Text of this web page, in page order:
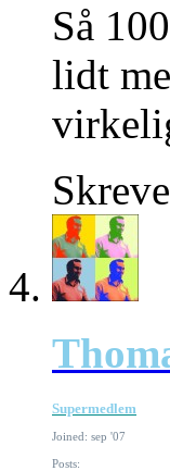
Så
lidt
Supermedlem
Joined: sep '07
Posts: